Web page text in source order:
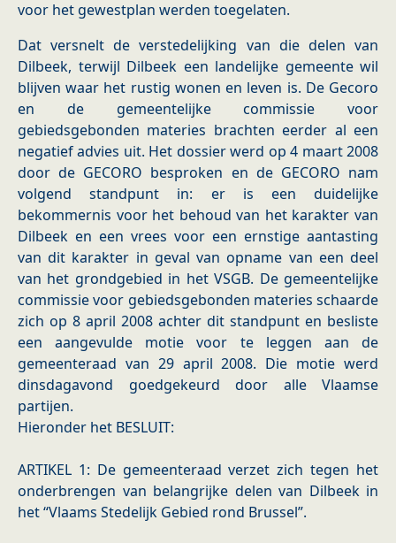
voor het gewestplan werden toegelaten.
Dat versnelt de verstedelijking van die delen van
Dilbeek, terwijl Dilbeek een landelijke gemeente wil
blijven waar het rustig wonen en leven is. De Gecoro
en de gemeentelijke commissie voor
gebiedsgebonden materies brachten eerder al een
negatief advies uit. Het dossier werd op 4 maart 2008
door de GECORO besproken en de GECORO nam
volgend standpunt in: er is een duidelijke
bekommernis voor het behoud van het karakter van
Dilbeek en een vrees voor een ernstige aantasting
van dit karakter in geval van opname van een deel
van het grondgebied in het VSGB. De gemeentelijke
commissie voor gebiedsgebonden materies schaarde
zich op 8 april 2008 achter dit standpunt en besliste
een aangevulde motie voor te leggen aan de
gemeenteraad van 29 april 2008. Die motie werd
dinsdagavond goedgekeurd door alle Vlaamse
partijen.
Hieronder het BESLUIT:
ARTIKEL 1: De gemeenteraad verzet zich tegen het
onderbrengen van belangrijke delen van Dilbeek in
het “Vlaams Stedelijk Gebied rond Brussel”.